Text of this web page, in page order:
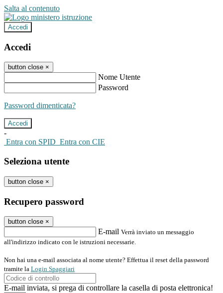
Salta al contenuto
Accedi
Accedi
button close ×
Nome Utente
Password
Password dimenticata?
-
Entra con SPID Entra con CIE
Seleziona utente
button close ×
Recupero password
button close ×
E-mail Verrà inviato un messaggio
all'indirizzo indicato con le istruzioni necessarie.
Non hai una e-mail associata al nome utente? Effettua il reset della password
tramite la Login Spaggiari
E-mail inviata, si prega di controllare la casella di posta elettronica!